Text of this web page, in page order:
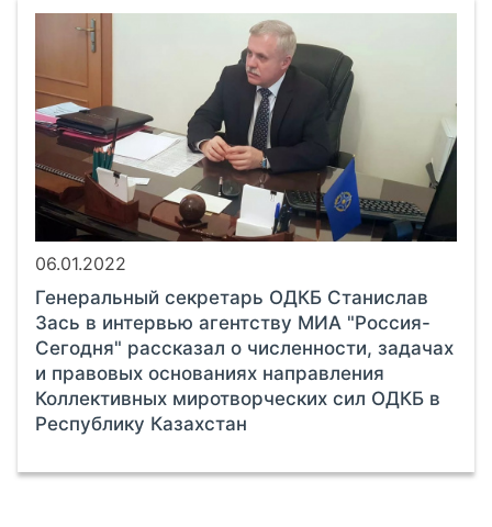
06.01.2022
Генеральный секретарь ОДКБ Станислав
Зась в интервью агентству МИА "Россия-
Сегодня" рассказал о численности, задачах
и правовых основаниях направления
Коллективных миротворческих сил ОДКБ в
Республику Казахстан